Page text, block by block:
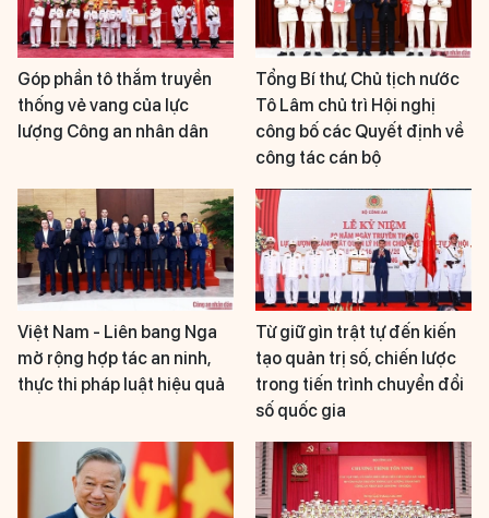
Góp phần tô thắm truyền
thống vẻ vang của lực
lượng Công an nhân dân
Tổng Bí thư, Chủ tịch nước
Tô Lâm chủ trì Hội nghị
công bố các Quyết định về
công tác cán bộ
Việt Nam - Liên bang Nga
mở rộng hợp tác an ninh,
thực thi pháp luật hiệu quả
Từ giữ gìn trật tự đến kiến
tạo quản trị số, chiến lược
trong tiến trình chuyển đổi
số quốc gia